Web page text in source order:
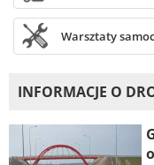
Warsztaty
INFORMACJE O